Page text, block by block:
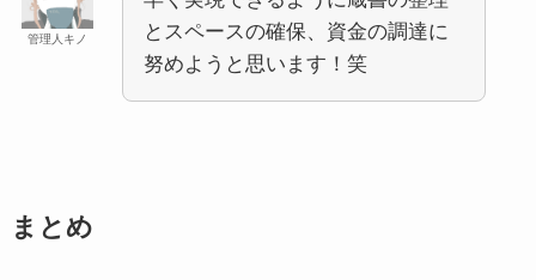
管理人キノ
とスペースの確保、資金の調達に
努めようと思います！笑
まとめ